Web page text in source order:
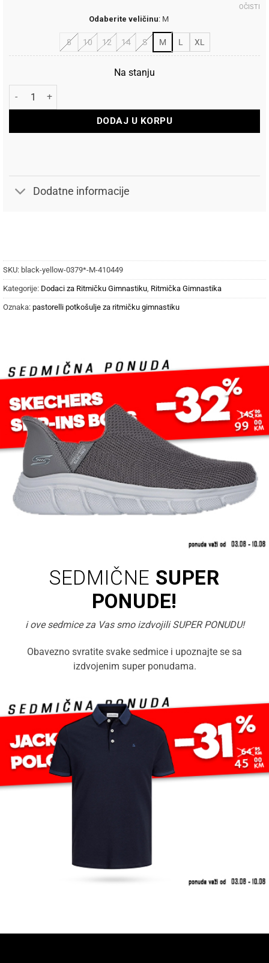
Odaberite veličinu: M
8 10 12 14 S M L XL
OČISTI
Na stanju
Pastorelli Potkošulja Funny Energy Yellow količina
DODAJ U KORPU
Dodatne informacije
SKU: black-yellow-0379*-M-410449
Kategorije: Dodaci za Ritmičku Gimnastiku, Ritmička Gimnastika
Oznaka: pastorelli potkošulje za ritmičku gimnastiku
SEDMIČNE SUPER
PONUDE!
i ove sedmice za Vas smo izdvojili SUPER PONUDU!
Obavezno svratite svake sedmice i upoznajte se sa
izdvojenim super ponudama.